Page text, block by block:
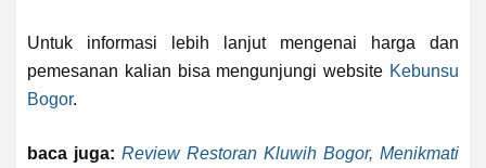
Untuk informasi lebih lanjut mengenai harga dan
pemesanan kalian bisa mengunjungi website Kebunsu
Bogor.
baca juga: Review Restoran Kluwih Bogor, Menikmati